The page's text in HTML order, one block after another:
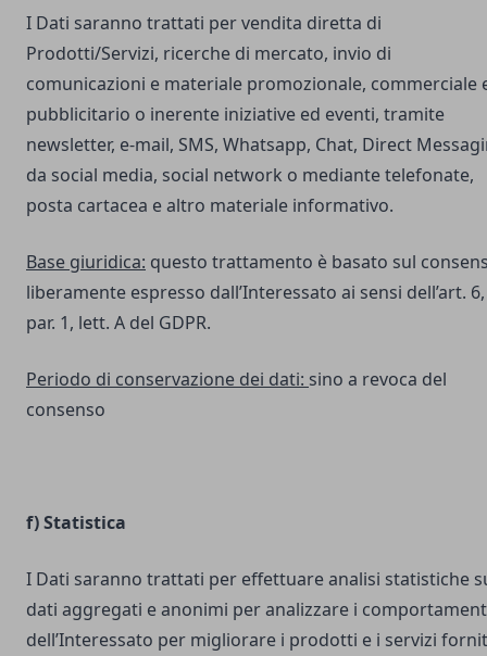
I Dati saranno trattati per vendita diretta di
Prodotti/Servizi, ricerche di mercato, invio di
comunicazioni e materiale promozionale, commerciale
pubblicitario o inerente iniziative ed eventi, tramite
newsletter, e-mail, SMS, Whatsapp, Chat, Direct
da social media, social network o mediante telefonate,
posta cartacea e altro materiale informativo.
Base giuridica: questo trattamento è basato sul
liberamente espresso dall’Interessato ai sensi dell’art. 6,
par. 1, lett. A del GDPR.
Periodo di conservazione dei dati: sino a revoca del
consenso
f) Statistica
I Dati saranno trattati per effettuare analisi statistiche
dati aggregati e anonimi per analizzare i
dell’Interessato per migliorare i prodotti e i servizi